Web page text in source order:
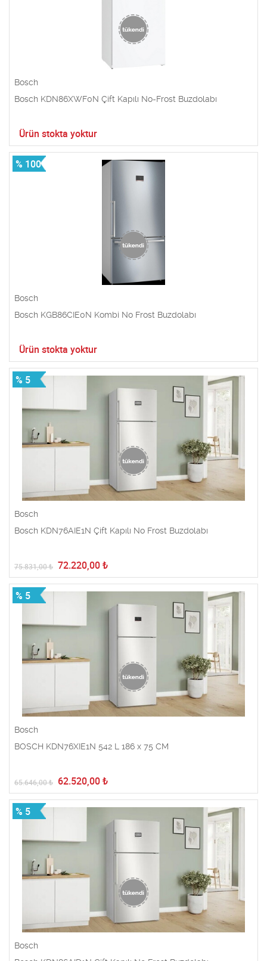
Bosch
Bosch KDN86XWF0N Çift Kapılı No-Frost Buzdolabı
Ürün stokta yoktur
% 100
Bosch
Bosch KGB86CIE0N Kombi No Frost Buzdolabı
Ürün stokta yoktur
% 5
Bosch
Bosch KDN76AIE1N Çift Kapılı No Frost Buzdolabı
75.831,00₺ 72.220,00 ₺
% 5
Bosch
BOSCH KDN76XIE1N 542 L 186 x 75 CM
65.646,00₺ 62.520,00 ₺
% 5
Bosch